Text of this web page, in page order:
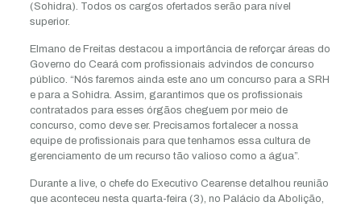
(Sohidra). Todos os cargos ofertados serão para nível
superior.
Elmano de Freitas destacou a importância de reforçar áreas do
Governo do Ceará com profissionais advindos de concurso
público. “Nós faremos ainda este ano um concurso para a SRH
e para a Sohidra. Assim, garantimos que os profissionais
contratados para esses órgãos cheguem por meio de
concurso, como deve ser. Precisamos fortalecer a nossa
equipe de profissionais para que tenhamos essa cultura de
gerenciamento de um recurso tão valioso como a água”.
Durante a live, o chefe do Executivo Cearense detalhou reunião
que aconteceu nesta quarta-feira (3), no Palácio da Abolição,